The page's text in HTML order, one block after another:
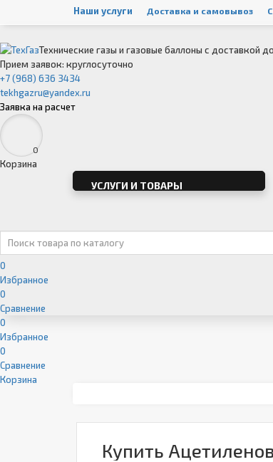
Наши услуги Доставка и самовывоз
Технические газы и газовые баллоны с доставкой
Прием заявок: круглосуточно
+7 (968) 636 3434
tekhgazru@yandex.ru
Заявка на расчет
0
Корзина
УСЛУГИ И ТОВАРЫ
0
Избранное
0
Сравнение
0
Избранное
0
Сравнение
Корзина
Купить